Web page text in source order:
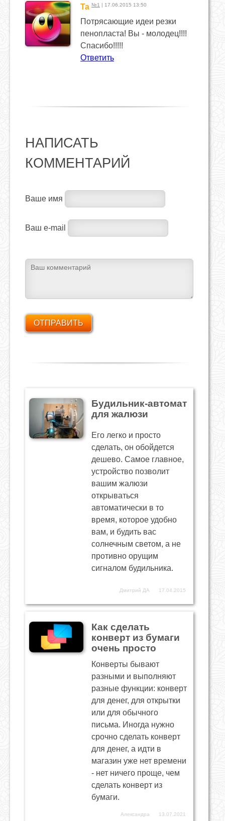
Ta №1 | 17.06.2015 13:50
Потрясающие идеи резки
пенопласта! Вы - молодец!!!!
Спасибо!!!!!
Ответить
НАПИСАТЬ
КОММЕНТАРИЙ
Ваше имя
Ваш e-mail
Будильник-автомат
для жалюзи
Его легко и просто
сделать, он обойдется
дешево. Самое главное,
устройство позволит
вашим жалюзи
открываться
автоматически в то
время, которое удобно
вам, и будить вас
солнечным светом, а не
противно орущим
сигналом будильника.
Дмитрий ДА 17.04.2015
Как сделать
конверт из бумаги
очень просто
Конверты бывают
разными и выполняют
разные функции: конверт
для денег, для открытки
или для обычного
письма. Иногда нужно
срочно сделать конверт
для денег, а идти в
магазин уже нет времени
- нет ничего проще, чем
сделать конверт из
бумаги.
Александра 13.07.2021